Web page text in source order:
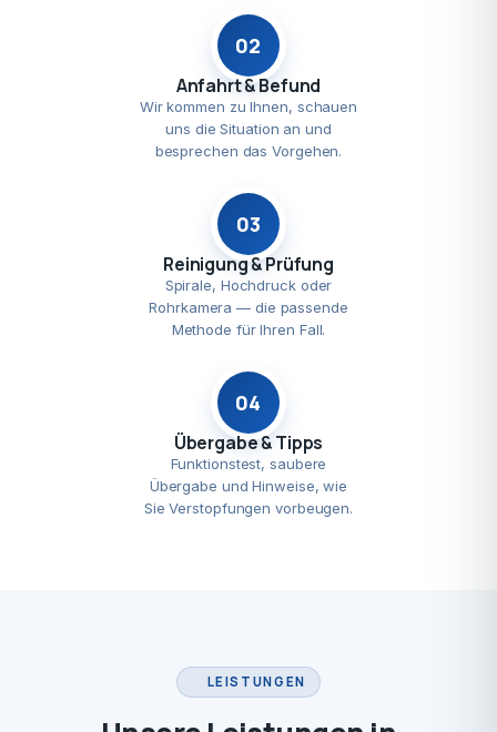
02
Anfahrt & Befund
Wir kommen zu Ihnen, schauen
uns die Situation an und
besprechen das Vorgehen.
03
Reinigung & Prüfung
Spirale, Hochdruck oder
Rohrkamera — die passende
Methode für Ihren Fall.
04
Übergabe & Tipps
Funktionstest, saubere
Übergabe und Hinweise, wie
Sie Verstopfungen vorbeugen.
LEISTUNGEN